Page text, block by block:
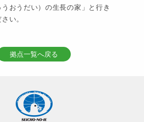
うおうだい）の生長の家」と行き
い。
拠点一覧へ戻る